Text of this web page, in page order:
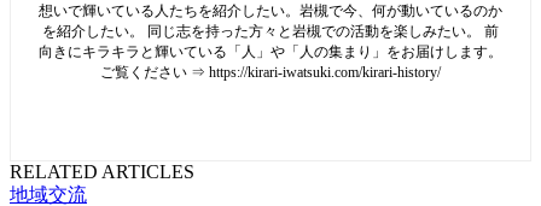
想いで輝いている人たちを紹介したい。岩槻で今、何が動いているのか
を紹介したい。 同じ志を持った方々と岩槻での活動を楽しみたい。 前
向きにキラキラと輝いている「人」や「人の集まり」をお届けします。
ご覧ください ⇒ https://kirari-iwatsuki.com/kirari-history/
RELATED ARTICLES
地域交流